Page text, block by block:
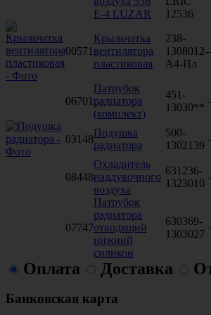
Е-4 LUZAR
12536
00571
Крыльчатка
вентилятора
пластиковая
238-
1308012-
А4-Пл
06701
Патрубок
радиатора
(комплект)
451-
13030**
03148
Подушка
радиатора
500-
1302139
08448
Охладитель
наддувочного
воздуха
631236-
1323010
07747
Патрубок
радиатора
отводящий
нижний
силикон
630369-
1303027
Оплата Доставка
Банковская карта